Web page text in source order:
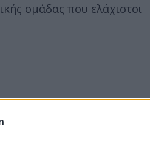
ομάδας που ελάχιστοι